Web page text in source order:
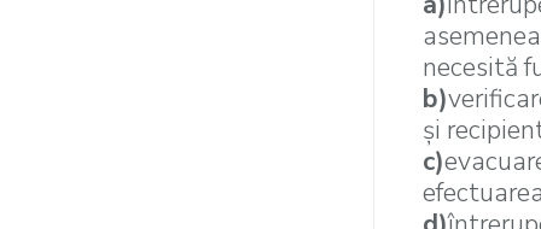
necesită
b)
şi
c)